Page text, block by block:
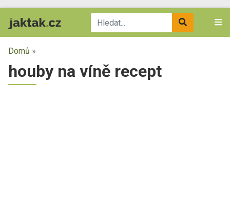
Domů »
houby na víně recept